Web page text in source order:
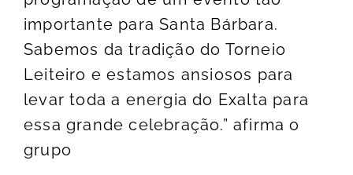
importante para Santa Bárbara.
Sabemos da tradição do Torneio
Leiteiro e estamos ansiosos para
levar toda a energia do Exalta para
essa grande celebração.” afirma o
grupo